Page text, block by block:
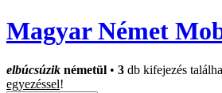
Magyar Német
elbúcsúzik németül • 3 db kifejezés
egyezéssel!